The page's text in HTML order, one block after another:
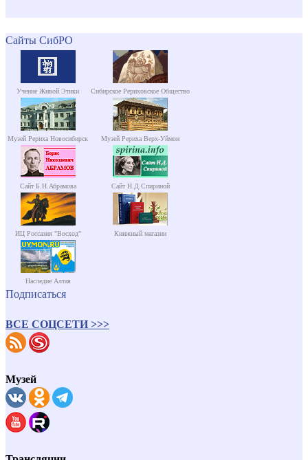
Сайты СибРО
Учение Живой Этики Сибирское Рериховское Общество
Музей Рериха Новосибирск Музей Рериха Верх-Уймон
Сайт Б.Н.Абрамова Сайт Н.Д.Спириной
ИЦ Россазия "Восход" Книжный магазин
Наследие Алтая
Подписаться
ВСЕ СОЦСЕТИ >>>
Музей